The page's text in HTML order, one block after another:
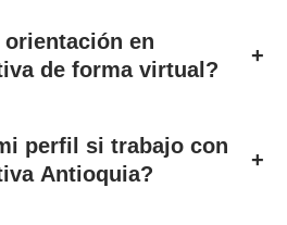
en
de forma virtual?
+
perfil si trabajo con
Antioquia?
+